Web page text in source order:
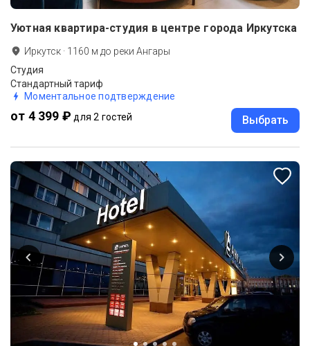
Уютная квартира-студия в центре города Иркутска
Иркутск · 1160 м до реки Ангары
Студия
Стандартный тариф
Моментальное подтверждение
от 4 399 ₽ для 2 гостей Выбрать